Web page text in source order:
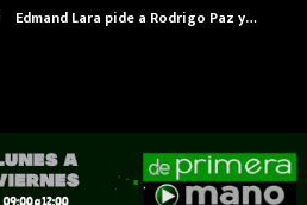
Edmand Lara pide a Rodrigo Paz y…